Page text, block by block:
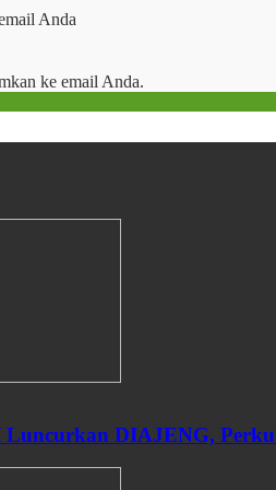
Anda
ke email Anda.
DIAJENG,